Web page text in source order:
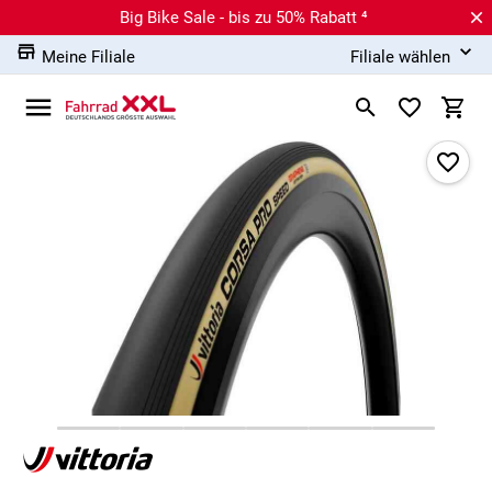
Big Bike Sale - bis zu 50% Rabatt ⁴
Meine Filiale
Filiale wählen